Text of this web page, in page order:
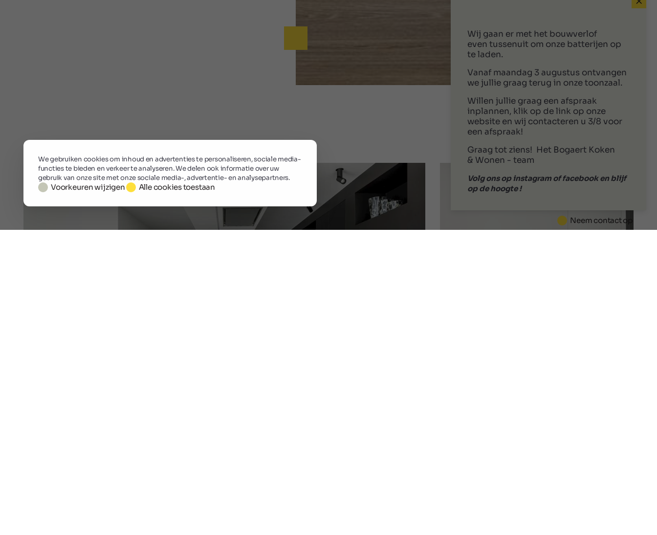
Neem contact op
Wij gaan er met het bouwverlof
even tussenuit om onze batterijen op
te laden.
Vanaf maandag 3 augustus ontvangen
we jullie graag terug in onze toonzaal.
Willen jullie graag een afspraak
inplannen, klik op de link op onze
website en wij contacteren u 3/8 voor
een afspraak!
Graag tot ziens! Het Bogaert Koken
& Wonen - team
Volg ons op instagram of facebook en blijf
op de hoogte !
We gebruiken cookies om inhoud en advertenties te personaliseren, sociale media-
functies te bieden en verkeer te analyseren. We delen ook informatie over uw
gebruik van onze site met onze sociale media-, advertentie- en analysepartners.
Voorkeuren wijzigen Alle cookies toestaan